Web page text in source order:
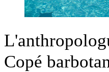
Copé